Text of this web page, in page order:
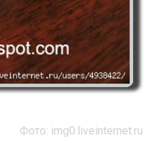
Фото: img0.liveinternet.ru